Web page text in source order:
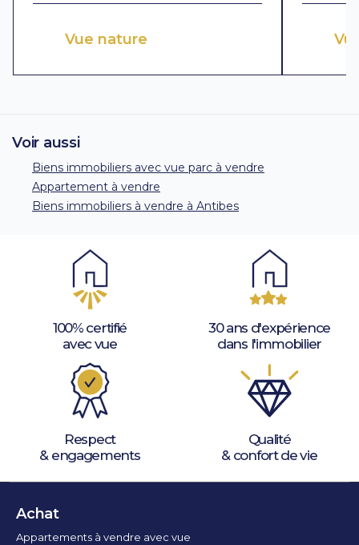
Vue nature
Voir aussi
Biens immobiliers avec vue parc à vendre
Appartement à vendre
Biens immobiliers à vendre à Antibes
100% certifié
avec vue
30 ans d'expérience
dans l'immobilier
Respect
& engagements
Qualité
& confort de vie
Achat
Appartements à vendre avec vue